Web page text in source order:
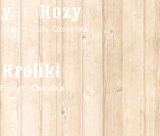
Kozy
Zuza, Dźozefina,
Króliki
Puszek i Chanelka